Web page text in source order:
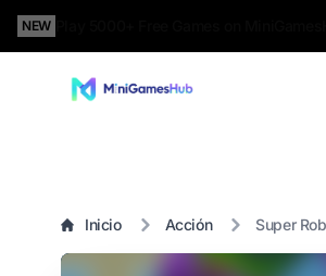
NEW
Inicio Acción Super